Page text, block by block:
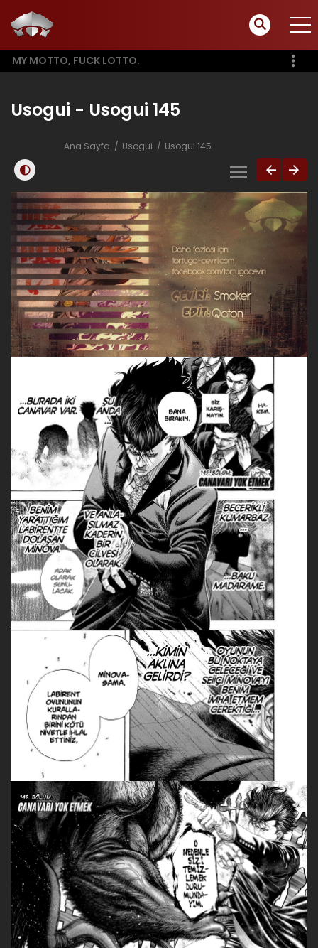
MY MOTTO, FUCK LOTTO.
Usogui - Usogui 145
Ana Sayfa Usogui Usogui 145